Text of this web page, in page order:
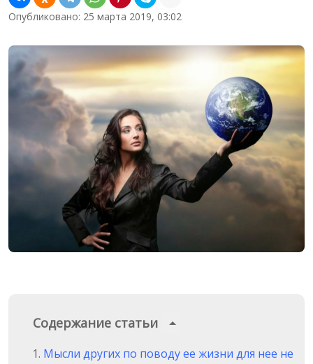
Опубликовано: 25 марта 2019, 03:02
Содержание статьи
Мысли других по поводу ее жизни для нее не